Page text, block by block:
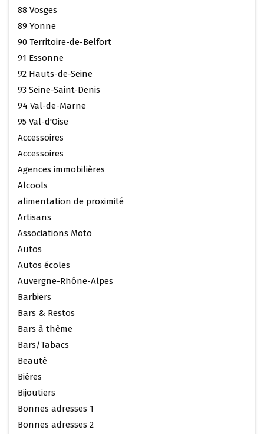
88 Vosges
89 Yonne
90 Territoire-de-Belfort
91 Essonne
92 Hauts-de-Seine
93 Seine-Saint-Denis
94 Val-de-Marne
95 Val-d'Oise
Accessoires
Accessoires
Agences immobilières
Alcools
alimentation de proximité
Artisans
Associations Moto
Autos
Autos écoles
Auvergne-Rhône-Alpes
Barbiers
Bars & Restos
Bars à thème
Bars/Tabacs
Beauté
Bières
Bijoutiers
Bonnes adresses 1
Bonnes adresses 2